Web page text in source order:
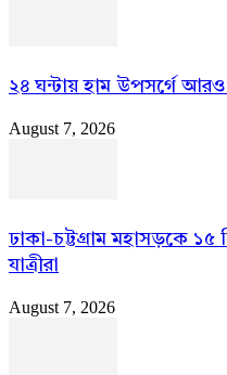
২৪ ঘন্টায় হাম উপসর্গে
August 7, 2026
ঢাকা-চট্টগ্রাম মহাসড়কে ১৫
যাত্রীরা
August 7, 2026